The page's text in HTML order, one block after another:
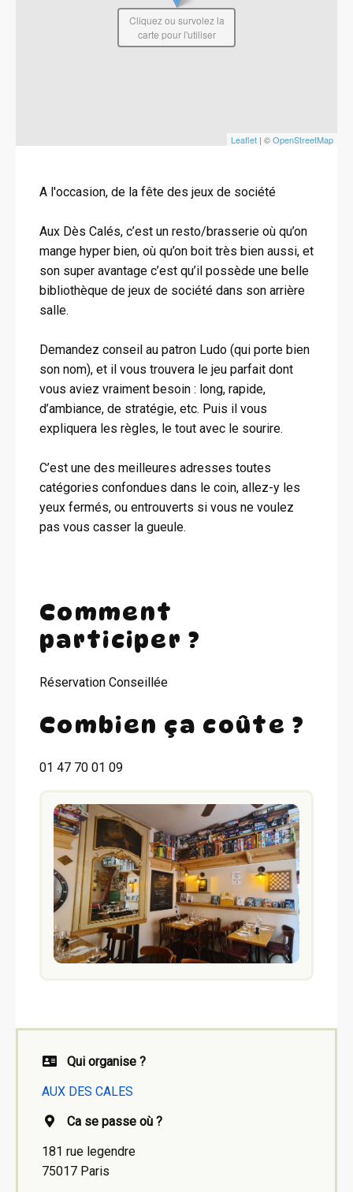
Leaflet | ©OpenStreetMap
Cliquez ou survolez la
carte pour l'utiliser
A l'occasion, de la fête des jeux de société
Aux Dès Calés, c’est un resto/brasserie où qu’on
mange hyper bien, où qu’on boit très bien aussi, et
son super avantage c’est qu’il possède une belle
bibliothèque de jeux de société dans son arrière
salle.
Demandez conseil au patron Ludo (qui porte bien
son nom), et il vous trouvera le jeu parfait dont
vous aviez vraiment besoin : long, rapide,
d’ambiance, de stratégie, etc. Puis il vous
expliquera les règles, le tout avec le sourire.
C’est une des meilleures adresses toutes
catégories confondues dans le coin, allez-y les
yeux fermés, ou entrouverts si vous ne voulez
pas vous casser la gueule.
Comment
participer ?
Réservation Conseillée
Combien ça coûte ?
01 47 70 01 09
Qui organise ?
AUX DES CALES
Ca se passe où ?
181 rue legendre
75017 Paris